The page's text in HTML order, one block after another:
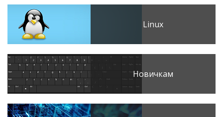
Linux
Новичкам